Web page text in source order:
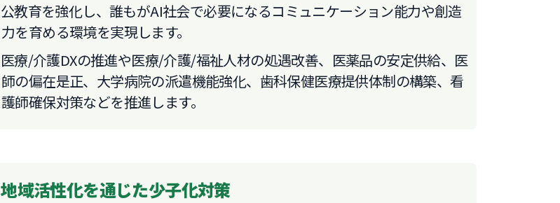
公教育を強化し、誰もがAI社会で必要になるコミュニケーション能力や創造
力を育める環境を実現します。
医療/介護DXの推進や医療/介護/福祉人材の処遇改善、医薬品の安定供給、医
師の偏在是正、大学病院の派遣機能強化、歯科保健医療提供体制の構築、看
護師確保対策などを推進します。
地域活性化を通じた少子化対策